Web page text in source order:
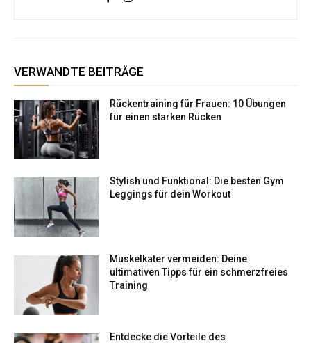
VERWANDTE BEITRÄGE
Rückentraining für Frauen: 10 Übungen
für einen starken Rücken
Stylish und Funktional: Die besten Gym
Leggings für dein Workout
Muskelkater vermeiden: Deine
ultimativen Tipps für ein schmerzfreies
Training
Entdecke die Vorteile des